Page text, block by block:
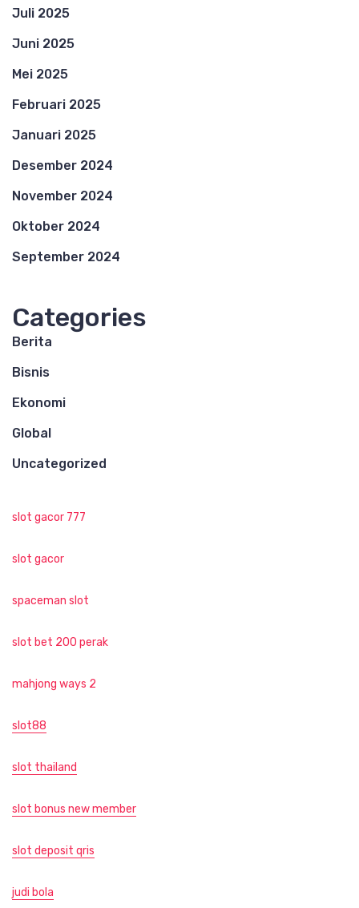
Juli 2025
Juni 2025
Mei 2025
Februari 2025
Januari 2025
Desember 2024
November 2024
Oktober 2024
September 2024
Categories
Berita
Bisnis
Ekonomi
Global
Uncategorized
slot gacor 777
slot gacor
spaceman slot
slot bet 200 perak
mahjong ways 2
slot88
slot thailand
slot bonus new member
slot deposit qris
judi bola